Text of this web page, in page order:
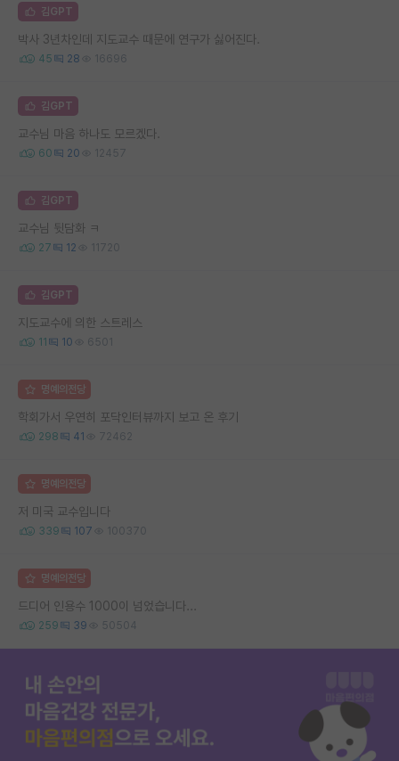
김GPT
박사 3년차인데 지도교수 때문에 연구가 싫어진다.
45 28 16696
김GPT
교수님 마음 하나도 모르겠다.
60 20 12457
김GPT
교수님 뒷담화 ㅋ
27 12 11720
김GPT
지도교수에 의한 스트레스
11 10 6501
명예의전당
학회가서 우연히 포닥인터뷰까지 보고 온 후기
298 41 72462
명예의전당
저 미국 교수입니다
339 107 100370
명예의전당
드디어 인용수 1000이 넘었습니다...
259 39 50504